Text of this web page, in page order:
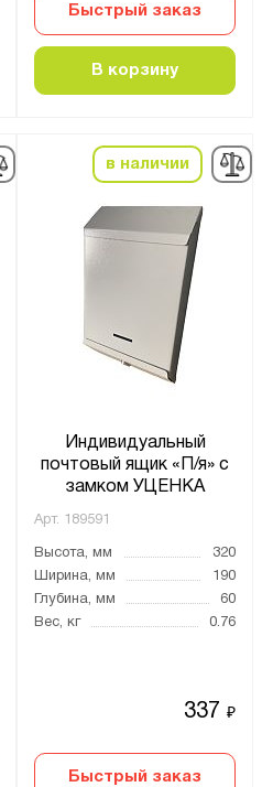
Быстрый заказ
В корзину
в наличии
Индивидуальный
почтовый ящик «П/я» с
замком УЦЕНКА
Арт. 189591
Высота, мм
320
Ширина, мм
190
Глубина, мм
60
Вес, кг
0.76
337₽
Быстрый заказ